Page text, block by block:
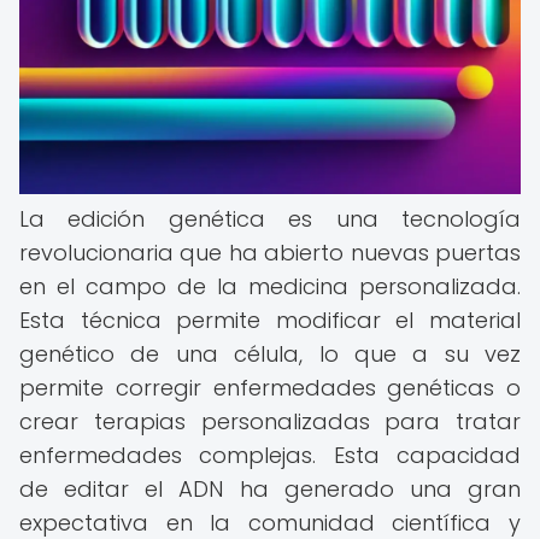
La edición genética es una tecnología
revolucionaria que ha abierto nuevas puertas
en el campo de la medicina personalizada.
Esta técnica permite modificar el material
genético de una célula, lo que a su vez
permite corregir enfermedades genéticas o
crear terapias personalizadas para tratar
enfermedades complejas. Esta capacidad
de editar el ADN ha generado una gran
expectativa en la comunidad científica y